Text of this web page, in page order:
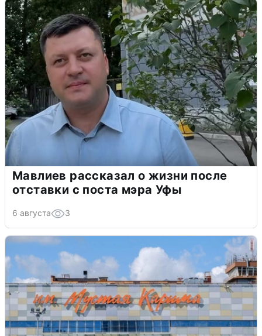
Мавлиев рассказал о жизни после
отставки с поста мэра Уфы
6 августа 3